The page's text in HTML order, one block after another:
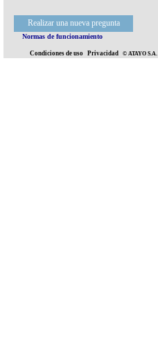
Realizar una nueva pregunta
Normas de funcionamiento
Condiciones de uso Privacidad © ATAYO S.A.